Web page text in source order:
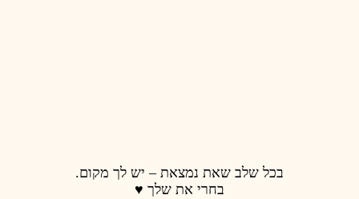
בכל שלב שאת נמצאת – יש לך מקום.
בחרי את שלך ♥️